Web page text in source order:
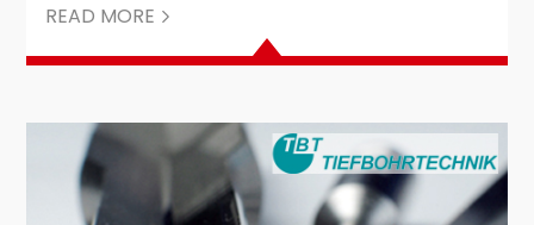
READ MORE